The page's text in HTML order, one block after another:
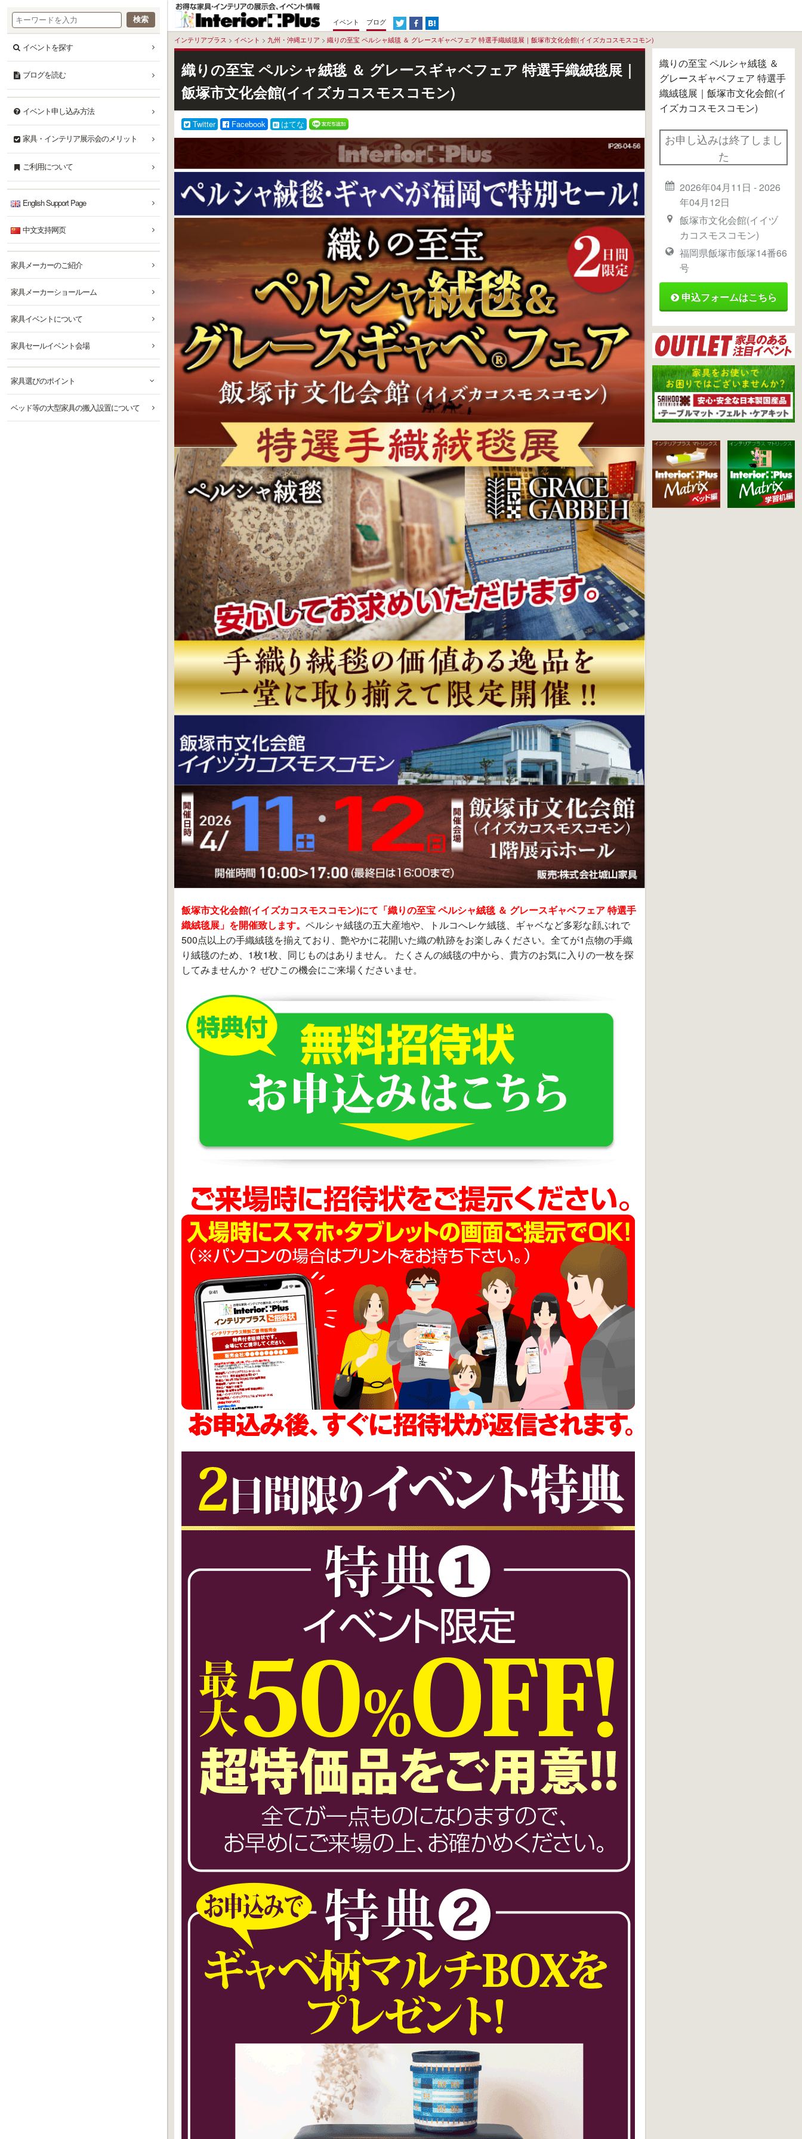
本
へ
イベント
ブログ
インテリアプラス > イベント > 九州・沖縄エリア > 織りの至宝 ペルシャ絨毯 ＆ グレースギャベフェア 特選手織絨毯展｜飯塚市文化会館(イイズカコスモスコモン)
織りの至宝 ペルシャ絨毯 ＆ グレースギャベフェア 特選手織絨毯展｜
飯塚市文化会館(イイズカコスモスコモン)
Twitter Facebook はてな
飯塚市文化会館(イイズカコスモスコモン)にて「織りの至宝 ペルシャ絨毯 ＆ グレースギャベフェア 特選手
織絨毯展」を開催致します。 ペルシャ絨毯の五大産地や、トルコへレケ絨毯、ギャベなど多彩な顔ぶれで
500点以上の手織絨毯を揃えており、艶やかに花開いた織の軌跡をお楽しみください。全てが1点物の手織
り絨毯のため、1枚1枚、同じものはありません。 たくさんの絨毯の中から、貴方のお気に入りの一枚を探
してみませんか？ ぜひこの機会にご来場くださいませ。
織りの至宝 ペルシャ絨毯 ＆
グレースギャベフェア 特選手
織絨毯展｜飯塚市文化会館(イ
イズカコスモスコモン)
お申し込みは終了しまし
た
2026年04月11日 -2026
年04月12日
飯塚市文化会館(イイヅ
カコスモスコモン)
福岡県飯塚市飯塚14番66
号
申込フォームはこちら
イベントを探す
ブログを読む
イベント申し込み方法
家具・インテリア展示会のメリット
ご利用について
English Support Page
中文支持网页
家具メーカーのご紹介
家具メーカーショールーム
家具イベントについて
家具セールイベント会場
家具選びのポイント
ベッド等の大型家具の搬入設置について